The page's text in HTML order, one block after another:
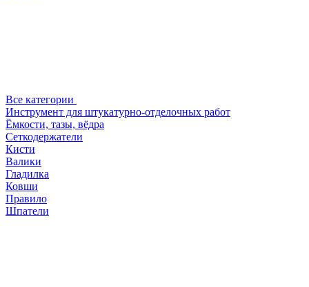
Все категории
Инструмент для штукатурно-отделочных работ
Ёмкости, тазы, вёдра
Сеткодержатели
Кисти
Валики
Гладилка
Ковши
Правило
Шпатели